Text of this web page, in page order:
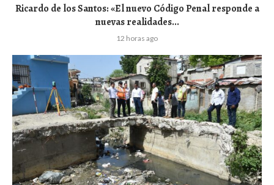
Ricardo de los Santos: «El nuevo Código Penal responde a
nuevas realidades...
12 horas ago